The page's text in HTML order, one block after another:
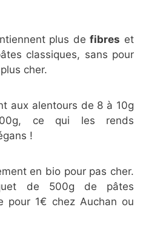
plus defibres et
classiques, sans pour
cher.
aux alentours de 8 à 10g
ce qui les rends
!
en bio pour pas cher.
de 500g de pâtes
pour 1€ chez Auchan ou